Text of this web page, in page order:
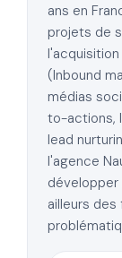
ans en
projets de
(Inbound
médias
to-actions,
lead
l'agence
développer
ailleurs